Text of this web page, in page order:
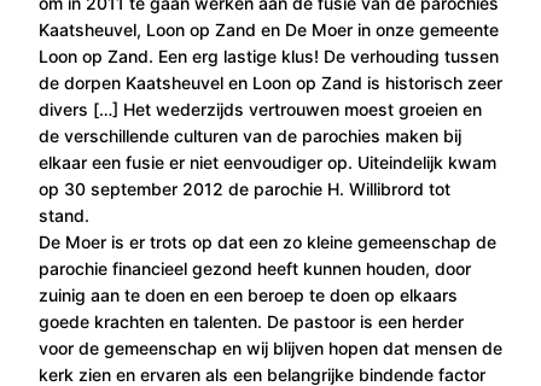
Kaatsheuvel, Loon op Zand en De Moer in onze gemeente
Loon op Zand. Een erg lastige klus! De verhouding tussen
de dorpen Kaatsheuvel en Loon op Zand is historisch zeer
divers […] Het wederzijds vertrouwen moest groeien en
de verschillende culturen van de parochies maken bij
elkaar een fusie er niet eenvoudiger op. Uiteindelijk kwam
op 30 september 2012 de parochie H. Willibrord tot
stand.
De Moer is er trots op dat een zo kleine gemeenschap de
parochie financieel gezond heeft kunnen houden, door
zuinig aan te doen en een beroep te doen op elkaars
goede krachten en talenten. De pastoor is een herder
voor de gemeenschap en wij blijven hopen dat mensen de
kerk zien en ervaren als een belangrijke bindende factor